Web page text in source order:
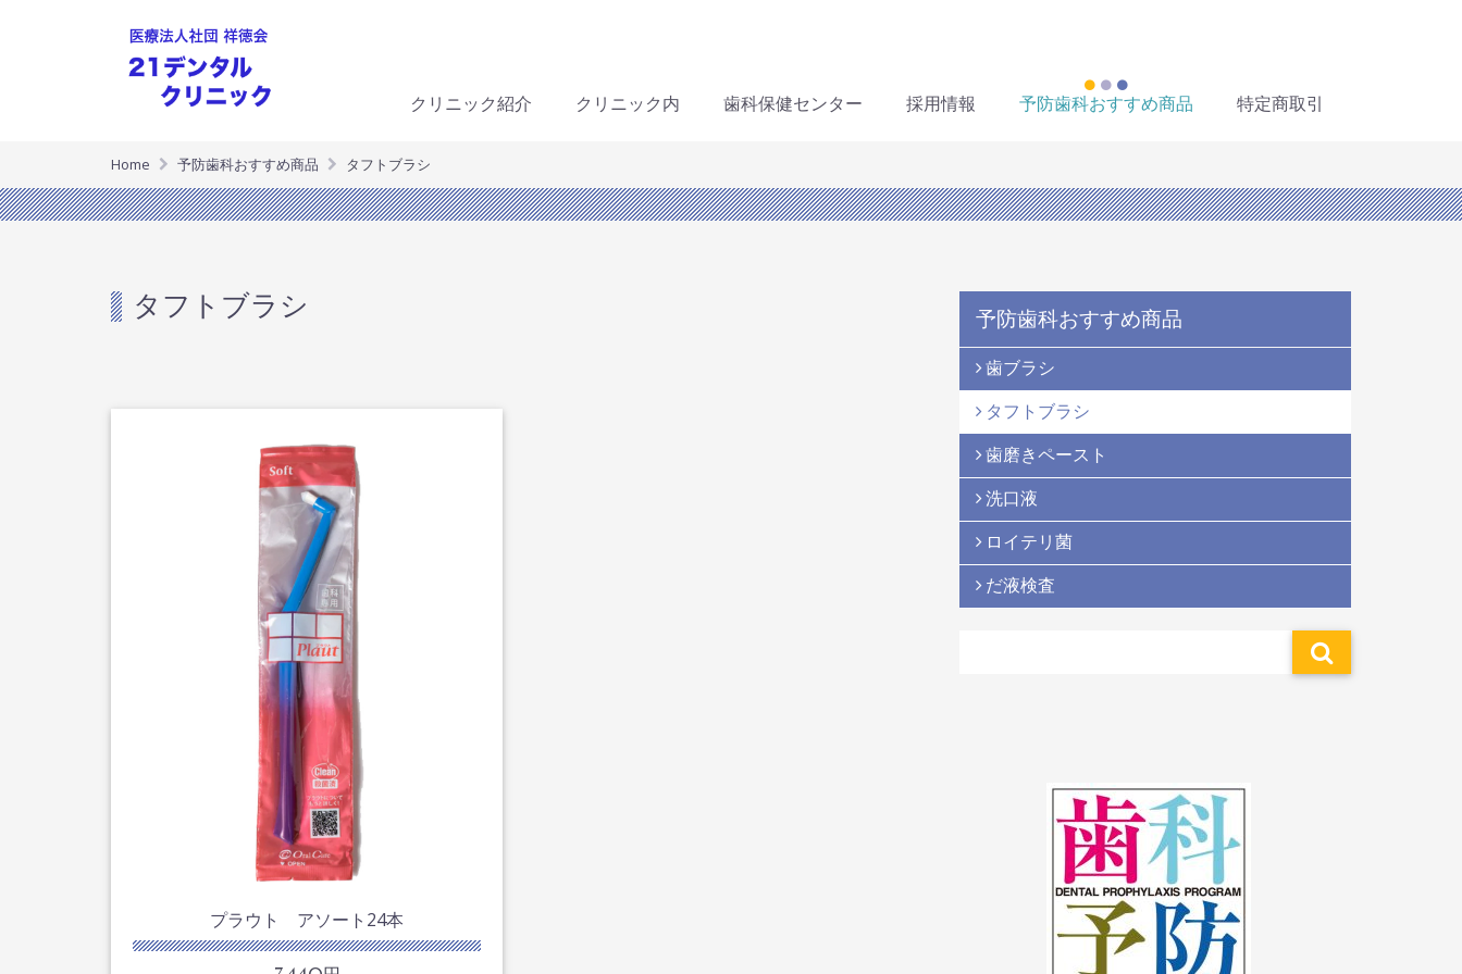
クリニック紹介 クリニック内 歯科保健センター 採用情報 予防歯科おすすめ商品 特定商取引
Home 予防歯科おすすめ商品 タフトブラシ
タフトブラシ
プラウト アソート24本
予防歯科おすすめ商品
歯ブラシ
タフトブラシ
歯磨きペースト
洗口液
ロイテリ菌
だ液検査